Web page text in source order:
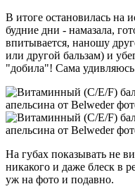
В итоге остановилась на
будние дни - намазала,
впитывается, наношу
или другой бальзам) и
"добила"! Сама
На губах показывать не
никакого и даже блеск в
уж на фото и подавно.